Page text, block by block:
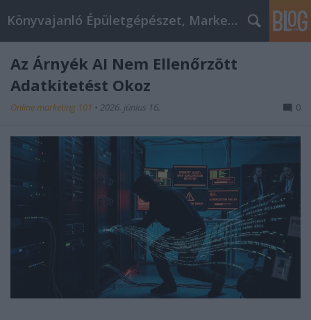
Könyvajanló Épületgépészet, Marketing témákban
Az Árnyék AI Nem Ellenőrzött
Adatkitetést Okoz
Online marketing 101 • 2026. június 16. 0